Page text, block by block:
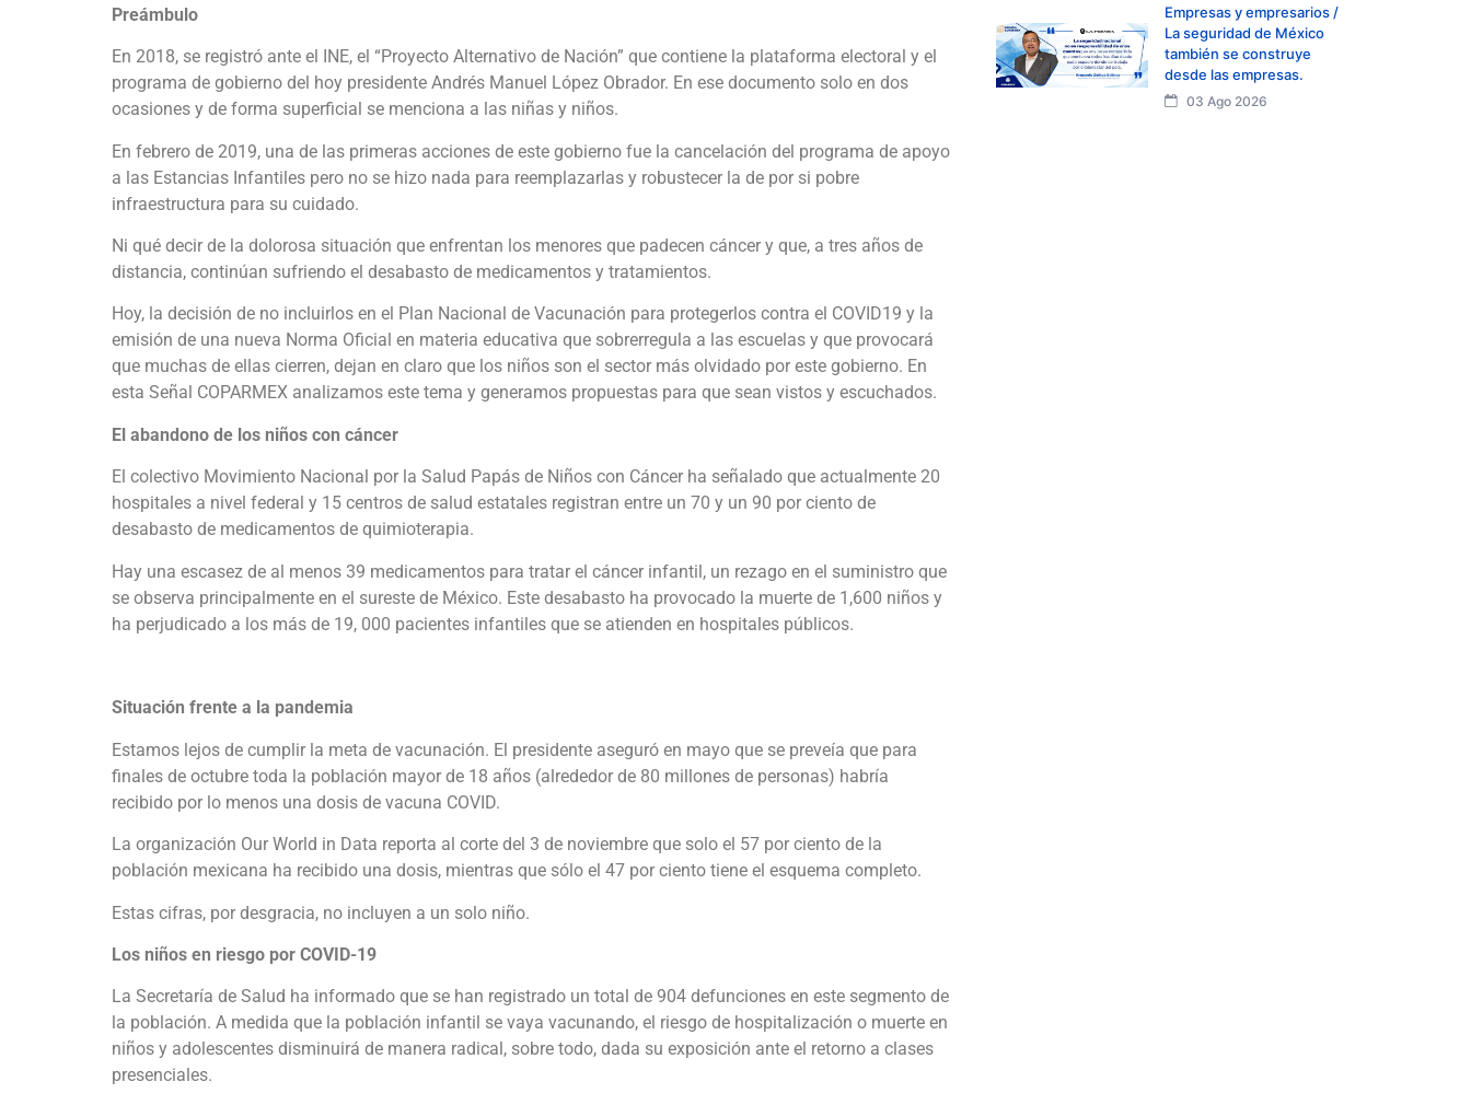
Preámbulo
En 2018, se registró ante el INE, el “Proyecto Alternativo de Nación” que contiene la plataforma electoral y el
programa de gobierno del hoy presidente Andrés Manuel López Obrador. En ese documento solo en dos
ocasiones y de forma superficial se menciona a las niñas y niños.
En febrero de 2019, una de las primeras acciones de este gobierno fue la cancelación del programa de apoyo
a las Estancias Infantiles pero no se hizo nada para reemplazarlas y robustecer la de por si pobre
infraestructura para su cuidado.
Ni qué decir de la dolorosa situación que enfrentan los menores que padecen cáncer y que, a tres años de
distancia, continúan sufriendo el desabasto de medicamentos y tratamientos.
Hoy, la decisión de no incluirlos en el Plan Nacional de Vacunación para protegerlos contra el COVID19 y la
emisión de una nueva Norma Oficial en materia educativa que sobrerregula a las escuelas y que provocará
que muchas de ellas cierren, dejan en claro que los niños son el sector más olvidado por este gobierno. En
esta Señal COPARMEX analizamos este tema y generamos propuestas para que sean vistos y escuchados.
El abandono de los niños con cáncer
El colectivo Movimiento Nacional por la Salud Papás de Niños con Cáncer ha señalado que actualmente 20
hospitales a nivel federal y 15 centros de salud estatales registran entre un 70 y un 90 por ciento de
desabasto de medicamentos de quimioterapia.
Hay una escasez de al menos 39 medicamentos para tratar el cáncer infantil, un rezago en el suministro que
se observa principalmente en el sureste de México. Este desabasto ha provocado la muerte de 1,600 niños y
ha perjudicado a los más de 19, 000 pacientes infantiles que se atienden en hospitales públicos.
Situación frente a la pandemia
Estamos lejos de cumplir la meta de vacunación. El presidente aseguró en mayo que se preveía que para
finales de octubre toda la población mayor de 18 años (alrededor de 80 millones de personas) habría
recibido por lo menos una dosis de vacuna COVID.
La organización Our World in Data reporta al corte del 3 de noviembre que solo el 57 por ciento de la
población mexicana ha recibido una dosis, mientras que sólo el 47 por ciento tiene el esquema completo.
Estas cifras, por desgracia, no incluyen a un solo niño.
Los niños en riesgo por COVID-19
La Secretaría de Salud ha informado que se han registrado un total de 904 defunciones en este segmento de
la población. A medida que la población infantil se vaya vacunando, el riesgo de hospitalización o muerte en
niños y adolescentes disminuirá de manera radical, sobre todo, dada su exposición ante el retorno a clases
presenciales.
Empresas y empresarios /
La seguridad de México
también se construye
desde las empresas.
03 Ago 2026